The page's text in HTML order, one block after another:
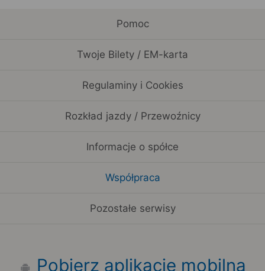
Pomoc
Twoje Bilety / EM-karta
Regulaminy i Cookies
Rozkład jazdy / Przewoźnicy
Informacje o spółce
Współpraca
Pozostałe serwisy
Pobierz aplikację mobilną